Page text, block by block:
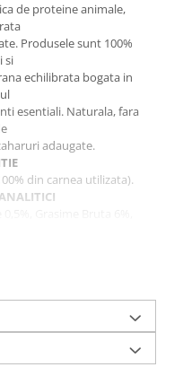
de proteine animale,
Produsele sunt 100%
si
echilibrata bogata in
esentiali. Naturala, fara
adaugate.
din carnea utilizata).
80%.
NUTRITIONALI
0,28mg,
(Fier) 20 mg.
550 grame produs
840 grame produs
1255 grame produs